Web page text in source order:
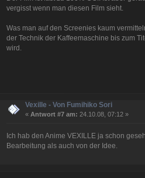
vergisst wenn man diesen Film sieht.
Was man auf den Screenies kaum
der Technik der Kaffeemaschine bis zum
wird.
Vexille - Von Fumihiko Sori
« Antwort #7 am: 24.10.08, 07:12 »
Ich hab den Anime VEXILLE ja schon
Bearbeitung als auch von der Idee.